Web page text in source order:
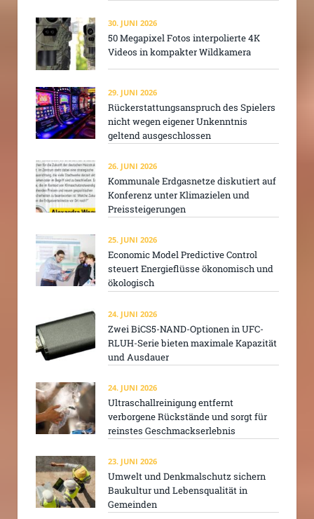
30. JUNI 2026
50 Megapixel Fotos interpolierte 4K
Videos in kompakter Wildkamera
29. JUNI 2026
Rückerstattungsanspruch des Spielers
nicht wegen eigener Unkenntnis
geltend ausgeschlossen
26. JUNI 2026
Kommunale Erdgasnetze diskutiert auf
Konferenz unter Klimazielen und
Preissteigerungen
25. JUNI 2026
Economic Model Predictive Control
steuert Energieflüsse ökonomisch und
ökologisch
24. JUNI 2026
Zwei BiCS5-NAND-Optionen in UFC-
RLUH-Serie bieten maximale Kapazität
und Ausdauer
24. JUNI 2026
Ultraschallreinigung entfernt
verborgene Rückstände und sorgt für
reinstes Geschmackserlebnis
23. JUNI 2026
Umwelt und Denkmalschutz sichern
Baukultur und Lebensqualität in
Gemeinden